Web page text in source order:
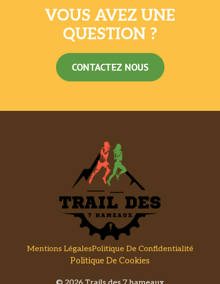
VOUS AVEZ UNE
QUESTION ?
CONTACTEZ NOUS
Mentions LégalesPolitique De Confidentialité
Politique De Cookies